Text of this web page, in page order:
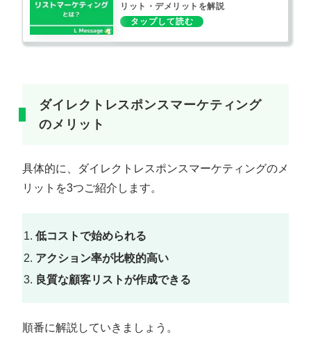
リット・デメリットを解説
ダイレクトレスポンスマーケティング
のメリット
具体的に、ダイレクトレスポンスマーケティングのメ
リットを3つご紹介します。
低コストで始められる
アクション率が比較的高い
良質な顧客リストが作成できる
順番に解説していきましょう。